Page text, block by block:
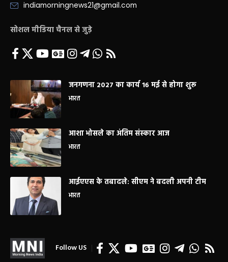
indiamorningnews21@gmail.com
सोशल मीडिया चैनल से जुड़े
जनगणना 2027 का कार्य 16 मई से होगा शुरू
भारत
आशा भोसले का अंतिम संस्कार आज
भारत
आईएएस के तबादले: सीएम ने बदली अपनी टीम
भारत
Follow US